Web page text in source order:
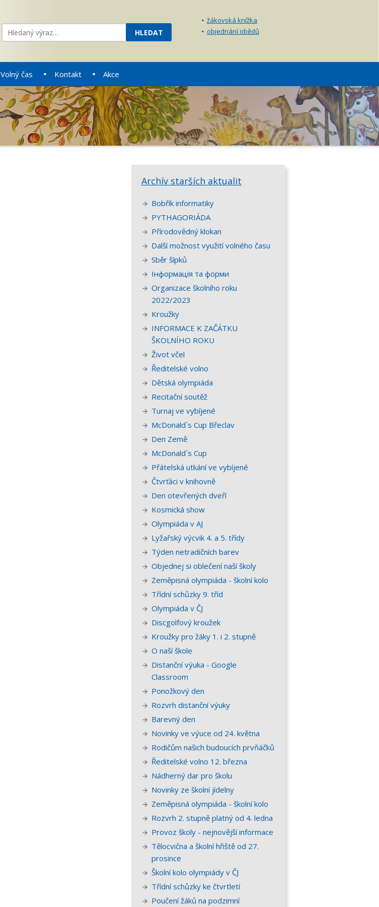
žákovská knížka
objednání obědů
Volný čas Kontakt Akce
Archív starších aktualit
Bobřík informatiky
PYTHAGORIÁDA
Přírodovědný klokan
Další možnost využití volného času
Sběr šípků
Інформація та форми
Organizace školního roku
2022/2023
Kroužky
INFORMACE K ZAČÁTKU
ŠKOLNÍHO ROKU
Život včel
Ředitelské volno
Dětská olympiáda
Recitační soutěž
Turnaj ve vybíjené
McDonald´s Cup Břeclav
Den Země
McDonald´s Cup
Přátelská utkání ve vybíjené
Čtvrťáci v knihovně
Den otevřených dveří
Kosmická show
Olympiáda v AJ
Lyžařský výcvik 4. a 5. třídy
Týden netradičních barev
Objednej si oblečení naší školy
Zeměpisná olympiáda - školní kolo
Třídní schůzky 9. tříd
Olympiáda v ČJ
Discgolfový kroužek
Kroužky pro žáky 1. i 2. stupně
O naší škole
Distanční výuka - Google
Classroom
Ponožkový den
Rozvrh distanční výuky
Barevný den
Novinky ve výuce od 24. května
Rodičům našich budoucích prvňáčků
Ředitelské volno 12. března
Nádherný dar pro školu
Novinky ze školní jídelny
Zeměpisná olympiáda - školní kolo
Rozvrh 2. stupně platný od 4. ledna
Provoz školy - nejnovější informace
Tělocvična a školní hřiště od 27.
prosince
Školní kolo olympiády v ČJ
Třídní schůzky ke čtvrtletí
Poučení žáků na podzimní